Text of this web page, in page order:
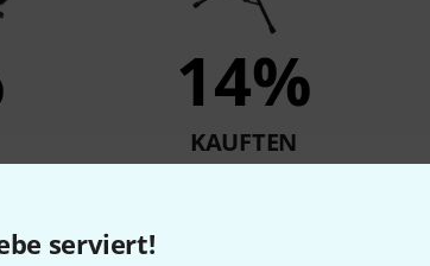
serviert!
14%
KAUFTEN